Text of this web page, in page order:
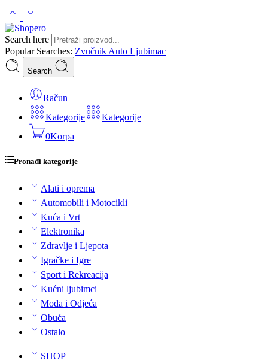
Search here
Popular Searches: Zvučnik Auto Ljubimac
Search
Račun
Kategorije
Kategorije
0Korpa
Pronađi kategorije
Alati i oprema
Automobili i Motocikli
Kuća i Vrt
Elektronika
Zdravlje i Ljepota
Igračke i Igre
Sport i Rekreacija
Kućni ljubimci
Moda i Odjeća
Obuća
Ostalo
SHOP